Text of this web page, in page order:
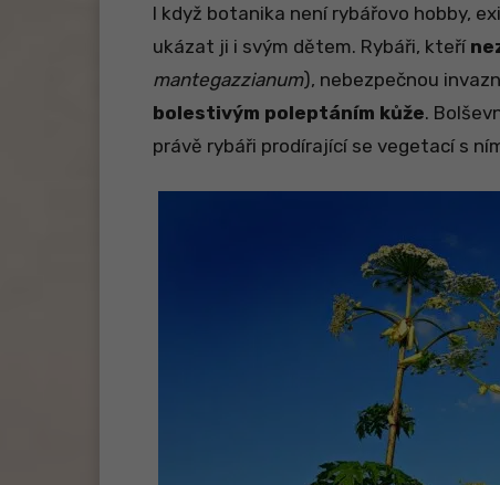
I když botanika není rybářovo hobby,
ukázat ji i svým dětem. Rybáři, kteří
mantegazzianum), nebezpečnou
bolestivým poleptáním kůže.
právě rybáři prodírající se vegetací s